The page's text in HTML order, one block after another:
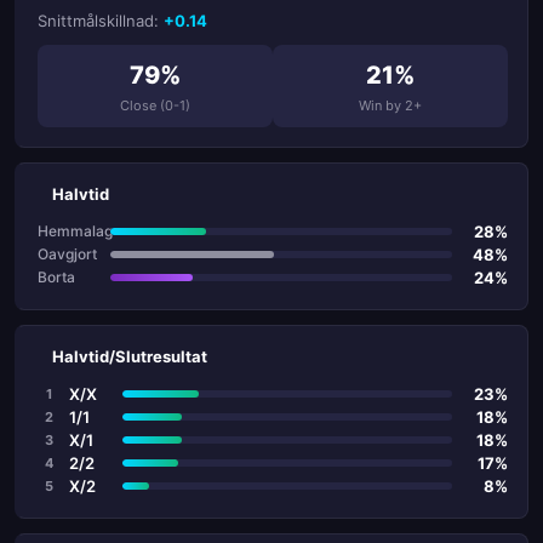
Snittmålskillnad: +0.14
79%
Close (0-1)
21%
Win by 2+
Halvtid
Hemmalag 28%
Oavgjort 48%
Borta 24%
Halvtid/Slutresultat
1 X/X 23%
2 1/1 18%
3 X/1 18%
4 2/2 17%
5 X/2 8%